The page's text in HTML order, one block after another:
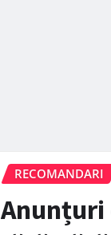
RECOMANDARI
Anunțuri